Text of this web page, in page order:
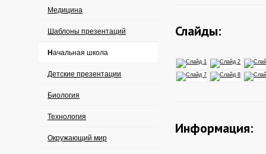
Медицина
Шаблоны презентаций
Начальная школа
Детские презентации
Биология
Технология
Окружающий мир
Слайды:
Информация: